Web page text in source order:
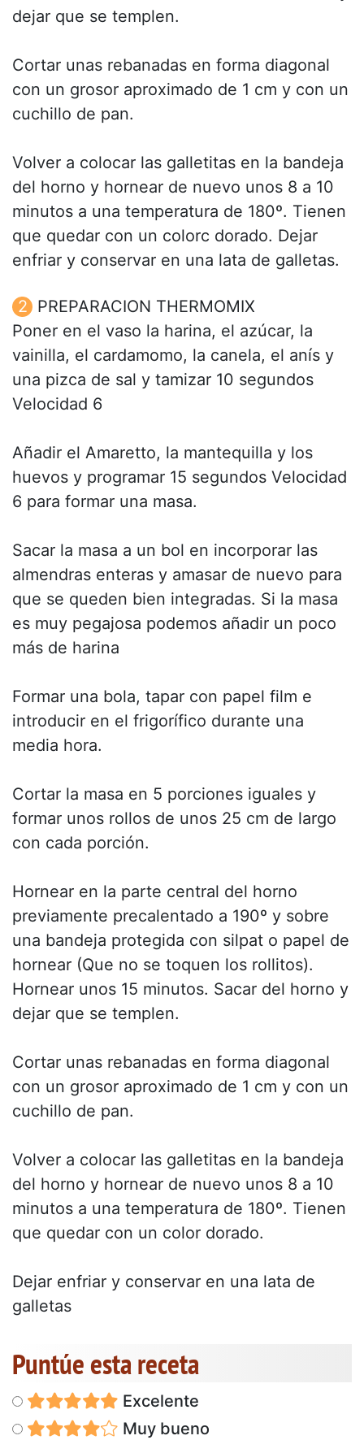
dejar que se templen.
Cortar unas rebanadas en forma diagonal
con un grosor aproximado de 1 cm y con un
cuchillo de pan.
Volver a colocar las galletitas en la bandeja
del horno y hornear de nuevo unos 8 a 10
minutos a una temperatura de 180º. Tienen
que quedar con un colorc dorado. Dejar
enfriar y conservar en una lata de galletas.
PREPARACION THERMOMIX
Poner en el vaso la harina, el azúcar, la
vainilla, el cardamomo, la canela, el anís y
una pizca de sal y tamizar 10 segundos
Velocidad 6
Añadir el Amaretto, la mantequilla y los
huevos y programar 15 segundos Velocidad
6 para formar una masa.
Sacar la masa a un bol en incorporar las
almendras enteras y amasar de nuevo para
que se queden bien integradas. Si la masa
es muy pegajosa podemos añadir un poco
más de harina
Formar una bola, tapar con papel film e
introducir en el frigorífico durante una
media hora.
Cortar la masa en 5 porciones iguales y
formar unos rollos de unos 25 cm de largo
con cada porción.
Hornear en la parte central del horno
previamente precalentado a 190º y sobre
una bandeja protegida con silpat o papel de
hornear (Que no se toquen los rollitos).
Hornear unos 15 minutos. Sacar del horno y
dejar que se templen.
Cortar unas rebanadas en forma diagonal
con un grosor aproximado de 1 cm y con un
cuchillo de pan.
Volver a colocar las galletitas en la bandeja
del horno y hornear de nuevo unos 8 a 10
minutos a una temperatura de 180º. Tienen
que quedar con un color dorado.
Dejar enfriar y conservar en una lata de
galletas
Puntúe esta receta
Excelente
Muy bueno